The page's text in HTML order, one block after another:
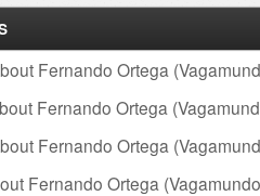
Fernando Ortega
Fernando Ortega
Fernando Ortega
Fernando Ortega